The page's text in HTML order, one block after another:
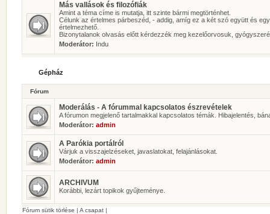
Más vallások és filozófiák
Amint a téma címe is mutatja, itt szinte bármi megtörténhet.
Célunk az értelmes párbeszéd, - addig, amíg ez a két szó együtt és
értelmezhető.
Bizonytalanok olvasás előtt kérdezzék meg kezelőorvosuk,
Moderátor: Indu
Gépház
Fórum
Moderálás - A fórummal kapcsolatos észrevételek
A fórumon megjelenő tartalmakkal kapcsolatos témák. Hibajelentés,
Moderátor: admin
A Parókia portálról
Várjuk a visszajelzéseket, javaslatokat, felajánlásokat.
Moderátor: admin
ARCHIVUM
Korábbi, lezárt topikok gyűjteménye.
Fórum sütik törlése | A csapat |